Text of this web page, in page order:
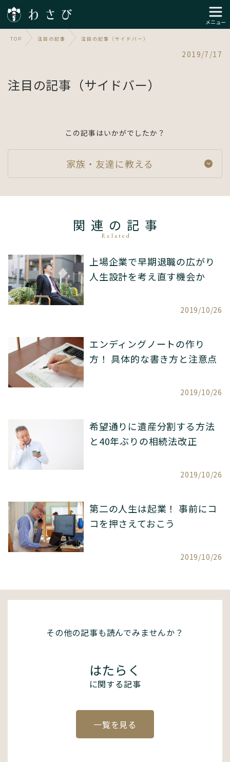
メニュー
TOP 注目の記事 注目の記事（サイドバー）
2019/7/17
注目の記事（サイドバー）
この記事はいかがでしたか？
家族・友達に教える
関連の記事
Related
上場企業で早期退職の広がり
人生設計を考え直す機会か
2019/10/26
エンディングノートの作り
方！ 具体的な書き方と注意点
2019/10/26
希望通りに遺産分割する方法
と40年ぶりの相続法改正
2019/10/26
第二の人生は起業！ 事前にコ
コを押さえておこう
2019/10/26
その他の記事も読んでみませんか？
はたらく
に関する記事
一覧を見る